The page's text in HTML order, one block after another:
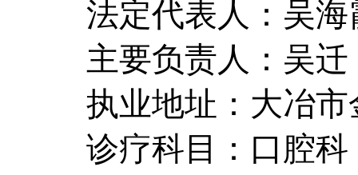
法定代表人：吴海
主要负责人：吴迁
执业地址：大冶
诊疗科目：口腔科